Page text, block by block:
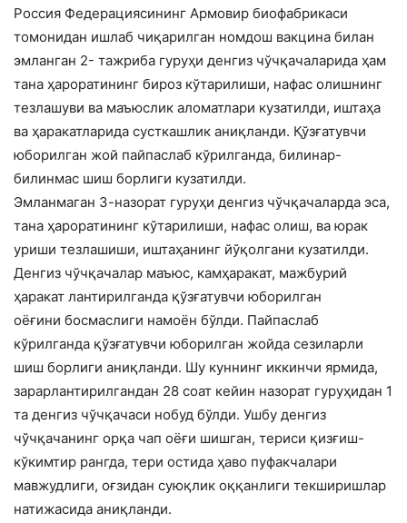
Россия Федерациясининг Армовир биофабрикаси
томонидан ишлаб чиқарилган номдош вакцина билан
эмланган 2- тажриба гуруҳи денгиз чўчқачаларида ҳам
тана ҳароратининг бироз кўтарилиши, нафас олишнинг
тезлашуви ва маъюслик аломатлари кузатилди, иштаҳа
ва ҳаракатларида сусткашлик аниқланди. Қўзғатувчи
юборилган жой пайпаслаб кўрилганда, билинар-
билинмас шиш борлиги кузатилди.
Эмланмаган 3-назорат гуруҳи денгиз чўчқачаларда эса,
тана ҳароратининг кўтарилиши, нафас олиш, ва юрак
уриши тезлашиши, иштаҳанинг йўқолгани кузатилди.
Денгиз чўчқачалар маъюс, камҳаракат, мажбурий
ҳаракат лантирилганда қўзғатувчи юборилган
оёғини босмаслиги намоён бўлди. Пайпаслаб
кўрилганда қўзғатувчи юборилган жойда сезиларли
шиш борлиги аниқланди. Шу куннинг иккинчи ярмида,
зарарлантирилгандан 28 соат кейин назорат гуруҳидан 1
та денгиз чўчқачаси нобуд бўлди. Ушбу денгиз
чўчқачанинг орқа чап оёғи шишган, териси қизғиш-
кўкимтир рангда, тери остида ҳаво пуфакчалари
мавжудлиги, оғзидан суюқлик оққанлиги текширишлар
натижасида аниқланди.